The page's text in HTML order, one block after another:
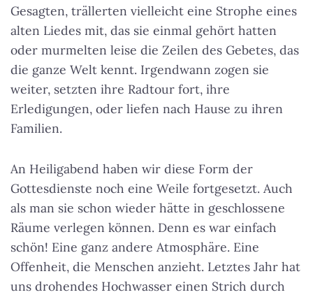
Gesagten, trällerten vielleicht eine Strophe eines
alten Liedes mit, das sie einmal gehört hatten
oder murmelten leise die Zeilen des Gebetes, das
die ganze Welt kennt. Irgendwann zogen sie
weiter, setzten ihre Radtour fort, ihre
Erledigungen, oder liefen nach Hause zu ihren
Familien.
An Heiligabend haben wir diese Form der
Gottesdienste noch eine Weile fortgesetzt. Auch
als man sie schon wieder hätte in geschlossene
Räume verlegen können. Denn es war einfach
schön! Eine ganz andere Atmosphäre. Eine
Offenheit, die Menschen anzieht. Letztes Jahr hat
uns drohendes Hochwasser einen Strich durch